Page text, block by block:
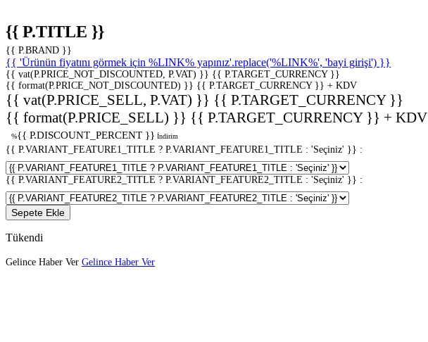
{{ P.TITLE }}
{{ P.BRAND }}
{{ 'Ürünün fiyatını görmek için %LINK% yapınız'.replace('%LINK%', 'bayi girişi') }}
{{ vat(P.PRICE_NOT_DISCOUNTED, P.VAT) }} {{ P.TARGET_CURRENCY }}
{{ format(P.PRICE_NOT_DISCOUNTED) }} {{ P.TARGET_CURRENCY }} + KDV
{{ vat(P.PRICE_SELL, P.VAT) }} {{ P.TARGET_CURRENCY }}
{{ format(P.PRICE_SELL) }} {{ P.TARGET_CURRENCY }} + KDV
%{{ P.DISCOUNT_PERCENT }} İndirim
{{ P.VARIANT_FEATURE1_TITLE ? P.VARIANT_FEATURE1_TITLE : 'Seçiniz' }} :
{{ P.VARIANT_FEATURE2_TITLE ? P.VARIANT_FEATURE2_TITLE : 'Seçiniz' }} :
Sepete Ekle
Tükendi
Gelince Haber Ver Gelince Haber Ver